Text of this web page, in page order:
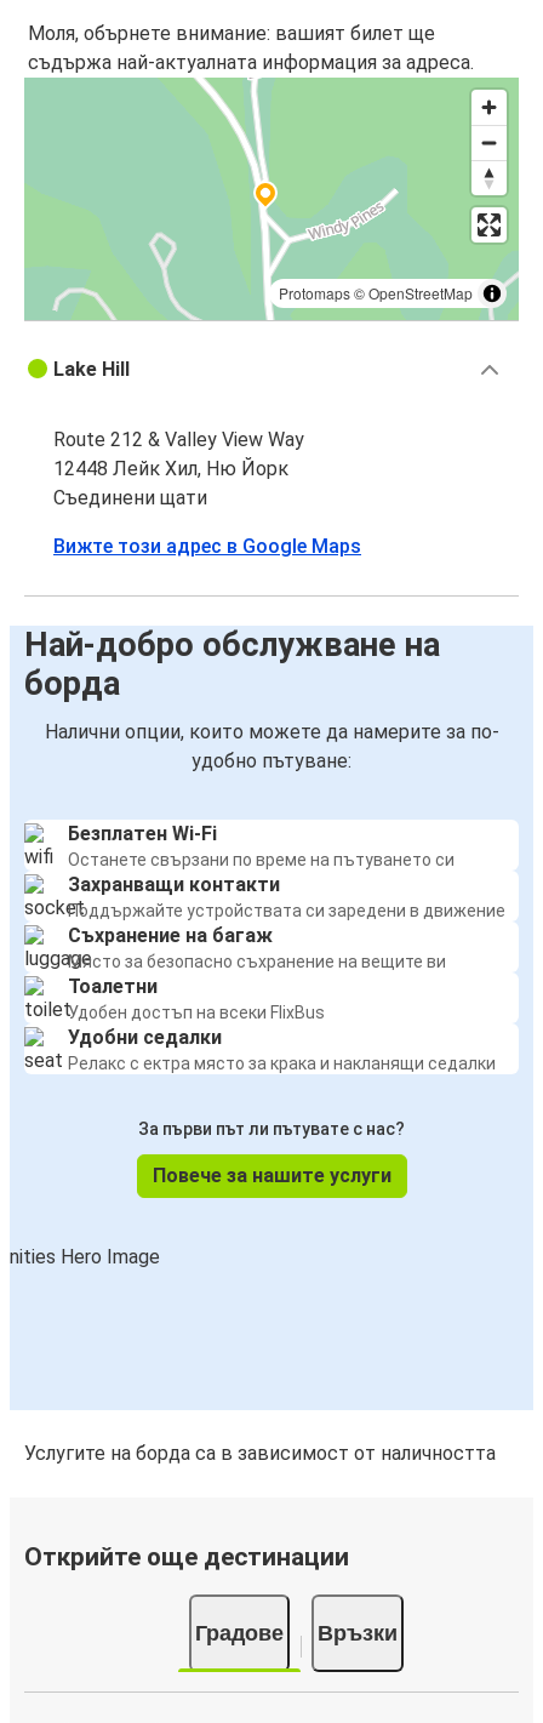
Моля, обърнете внимание: вашият билет ще
съдържа най-актуалната информация за адреса.
Protomaps©OpenStreetMap
Lake Hill
Route 212 & Valley View Way
12448 Лейк Хил, Ню Йорк
Съединени щати
Вижте този адрес в Google Maps
Най-добро обслужване на
борда
Налични опции, които можете да намерите за по-
удобно пътуване:
Безплатен Wi-Fi
Останете свързани по време на пътуването си
Захранващи контакти
Поддържайте устройствата си заредени в движение
Съхранение на багаж
Място за безопасно съхранение на вещите ви
Тоалетни
Удобен достъп на всеки FlixBus
Удобни седалки
Релакс с ектра място за крака и накланящи седалки
За първи път ли пътувате с нас?
Повече за нашите услуги
Услугите на борда са в зависимост от наличността
Открийте още дестинации
Градове Връзки